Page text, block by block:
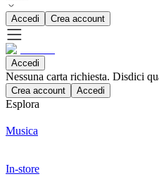
Accedi Crea account
Accedi
Nessuna carta richiesta. Disdici
Crea account Accedi
Esplora
Musica
In-store